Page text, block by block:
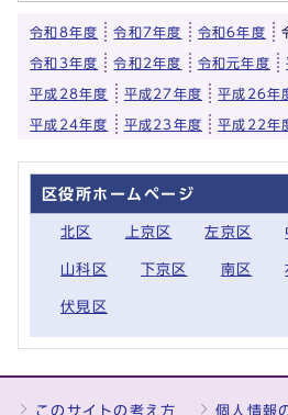
令和8年度 令和7年度 令和6年度
令和3年度 令和2年度 令和元年度
平成28年度 平成27年度 平成26年
平成24年度 平成23年度 平成22年
区役所ホームページ
北区 上京区 左京区
山科区 下京区 南区
伏見区
このサイトの考え方 個人情報